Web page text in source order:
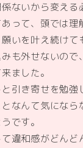
ないから変え
あって、頭では
願いを叶え続け
みも外せないの
ました。
と引き寄せを勉
なんて気にな
です。
違和感がどんど